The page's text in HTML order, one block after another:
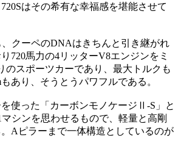
はその希有な幸福感を堪能させて
、クーペのDNAはきちんと引き継がれ
720馬力の4リッターV8エンジンをミ
のスポーツカーであり、最大トルクも
あり、そうとうパワフルである。
使った「カーボンモノケージⅡ-S」と
シンを思わせるもので、軽量と高剛
Aピラーまで一体構造としているのが